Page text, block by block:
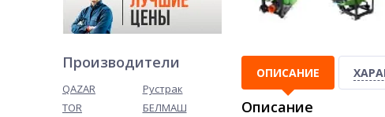
Производители
QAZAR
Рустрак
TOR
БЕЛМАШ
ОПИСАНИЕ
Описание